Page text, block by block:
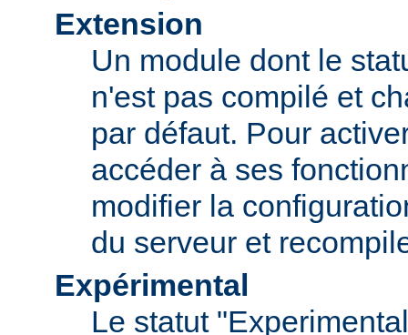
Extension
Un module dont le
n'est pas compilé et
par défaut. Pour
accéder à ses
modifier la
du serveur et
Expérimental
Le statut